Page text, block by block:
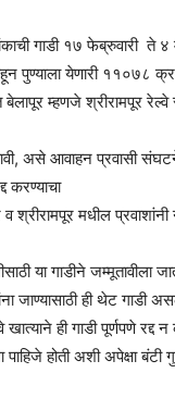
गाडी १७ फेब्रुवारी ते ४
पुण्याला येणारी ११०७८
बेलापूर म्हणजे श्रीरामपूर
असे आवाहन प्रवासी
करण्याचा
व श्रीरामपूर मधील
या गाडीने जम्मूतावीला
जाण्यासाठी ही थेट गाडी
ही गाडी पूर्णपणे रद्द
पाहिजे होती अशी अपेक्षा